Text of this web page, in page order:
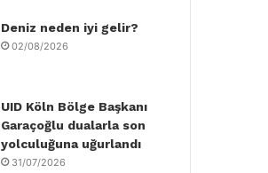
d
n
b
g
a
m
k
Deniz neden iyi gelir?
02/08/2026
UID Köln Bölge Başkanı
Garaçoğlu dualarla son
yolculuğuna uğurlandı
31/07/2026